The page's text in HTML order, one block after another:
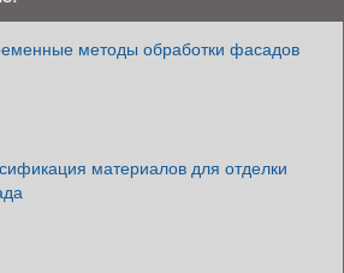
методы обработки фасадов
материалов для отделки